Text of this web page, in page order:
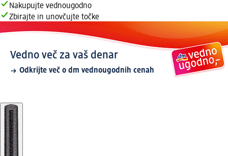
Nakupujte vednougodno
Zbirajte in unovčujte točke
Vedno več za vaš denar
Odkrijte več o dm vednougodnih cenah